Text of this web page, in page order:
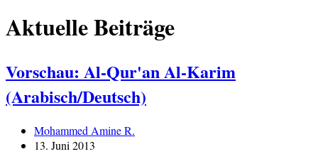
Aktuelle Beiträge
Vorschau: Al-Qur'an Al-Karim
(Arabisch/Deutsch)
Beitrags-
Autor:
Mohammed Amine R.
Beitrag
13. Juni 2013